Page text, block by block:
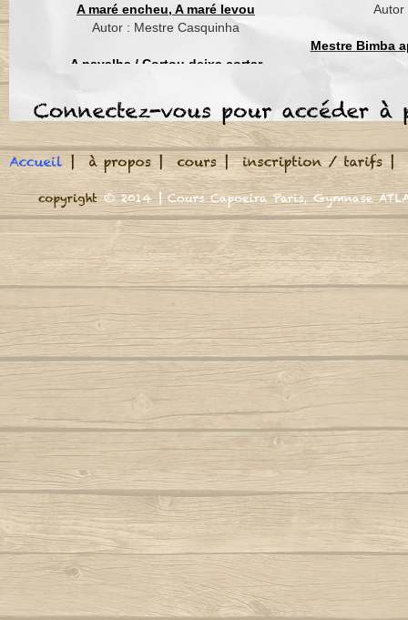
A maré encheu, A maré levou
Autor : Mestre Casquinha
A navalha / Cortou deixa cortar
A roda jà começou
A volta do mundo, é como a maré
Adeus adeus (Boa viagem)
Autor : Mestre Marrom
Africa se uniu
Autor : Mestre Jogo De Dentro
Aidé, negra africana
Autor : Professor Marquinho Coreba
(Capoeira Gerais)
Além-mar
Autor : Graduado Voador (Capoeira Nagô)
Aqui na minha casa
Armas brancas (Tiririca e Tucum e
Navalha)
Autor : Macaco Preto (Abada)
Autor
Mestre Bimba
Meu
Autor : CM
Nega
Nego
Autor : Mestre
Autor :
Elle t'appelle
Elle te veut
La capoeira magique
et le combat avec les
Capoeira vient
Meu mestre mandou
Mon maître a envoyé
Capoeira vient
La Capoeira va rouler
Elle m'a appelé à
Capoeira vient
Eh tape des mains
Capoeira vient
O lae la la e la
Capoeira vient